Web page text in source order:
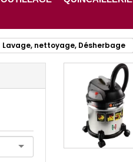
Lavage, nettoyage, Désherbage